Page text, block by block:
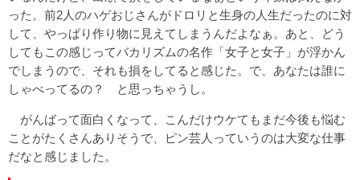
った。前2人のハゲおじさんがドロリと生身の人生だったのに対
して、やっぱり作り物に見えてしまうんだよなぁ。あと、どう
してもこの感じってバカリズムの名作「女子と女子」が浮かん
でしまうので、それも損をしてると感じた。で、あなたは誰に
しゃべってるの？ と思っちゃうし。
がんばって面白くなって、こんだけウケてもまだ今後も悩む
ことがたくさんありそうで、ピン芸人っていうのは大変な仕事
だなと感じました。